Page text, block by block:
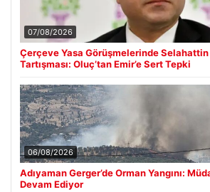
07/08/2026
Çerçeve Yasa Görüşmelerinde
Tartışması: Oluç’tan Emir’e Sert Tepki
06/08/2026
Adıyaman Gerger’de Orman Yangını:
Devam Ediyor